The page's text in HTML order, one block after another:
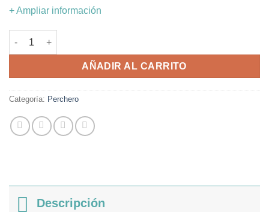
+ Ampliar información
Perchero rabbit cantidad
AÑADIR AL CARRITO
Categoría: Perchero
Descripción